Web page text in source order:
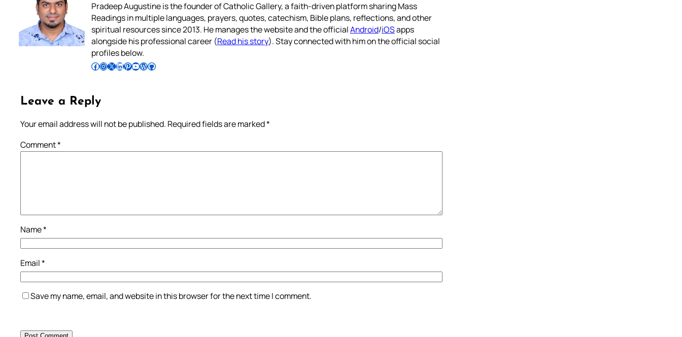
Pradeep Augustine is the founder of Catholic Gallery, a faith-driven platform sharing Mass
Readings in multiple languages, prayers, quotes, catechism, Bible plans, reflections, and other
spiritual resources since 2013. He manages the website and the officialAndroid/iOSapps
alongside his professional career (Read his story). Stay connected with him on the official social
profiles below.
Follow Pradeep on Facebook Follow Pradeep on InstagramFollow Pradeep on X Follow Pradeep on LinkedIn Follow Pradeep on Pinterest Subscribe to Pradeep’s Youtube Channel Follow Pradeep on WordPress Follow Pradeep on GitHub
Leave a Reply
Your email address will not be published. Required fields are marked*
Comment*
Name*
Email*
Save my name, email, and website in this browser for the next time I comment.